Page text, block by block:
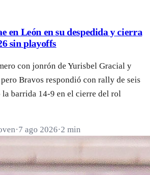
en León en su despedida y cierra
sin playoffs
con jonrón de Yurisbel Gracial y
Bravos respondió con rally de seis
barrida 14-9 en el cierre del rol
·7 ago 2026·2 min